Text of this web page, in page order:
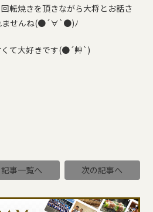
転焼きを頂きながら大将とお話さ
ませんね(●´∀`●)ﾉ
くて大好きです(●´艸`)
記事一覧へ 次の記事へ